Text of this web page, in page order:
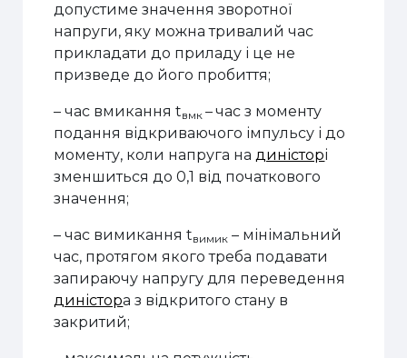
допустиме значення зворотної
напруги, яку можна тривалий час
прикладати до приладу і це не
призведе до його пробиття;
– час вмикання tвмк–час з моменту
подання відкриваючого імпульсу і до
моменту, коли напруга надиністорі
зменшиться до 0,1 від початкового
значення;
– час вимикання tвимик – мінімальний
час, протягом якого треба подавати
запираючу напругу для переведення
диністора з відкритого стану в
закритий;